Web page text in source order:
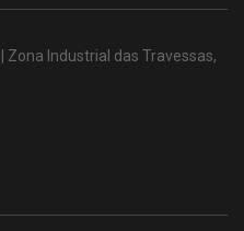
Zona Industrial das Travessas,